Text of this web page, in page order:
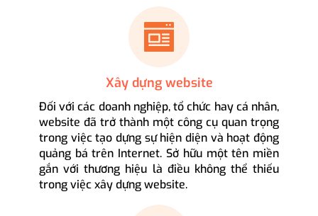
Xây dựng website
Đối với các doanh nghiệp, tổ chức hay cá nhân,
website đã trở thành một công cụ quan trọng
trong việc tạo dựng sự hiện diện và hoạt động
quảng bá trên Internet. Sở hữu một tên miền
gắn với thương hiệu là điều không thể thiếu
trong việc xây dựng website.